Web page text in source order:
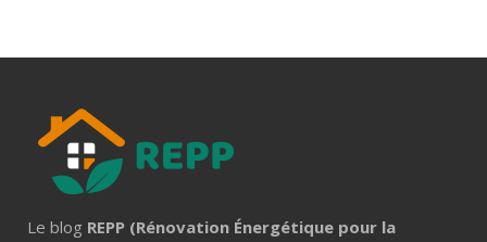
Le blog REPP (Rénovation Énergétique pour la